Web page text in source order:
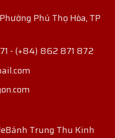
Phú Thọ Hòa, TP
- (+84) 862 871 872
Bánh Trung Thu Kinh